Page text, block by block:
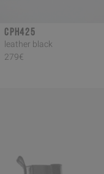
CPH425
leather black
279€